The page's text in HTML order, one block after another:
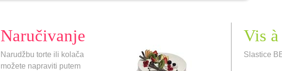
Naručivanje
Narudžbu torte ili kolača
možete napraviti putem
Vis
Slastice